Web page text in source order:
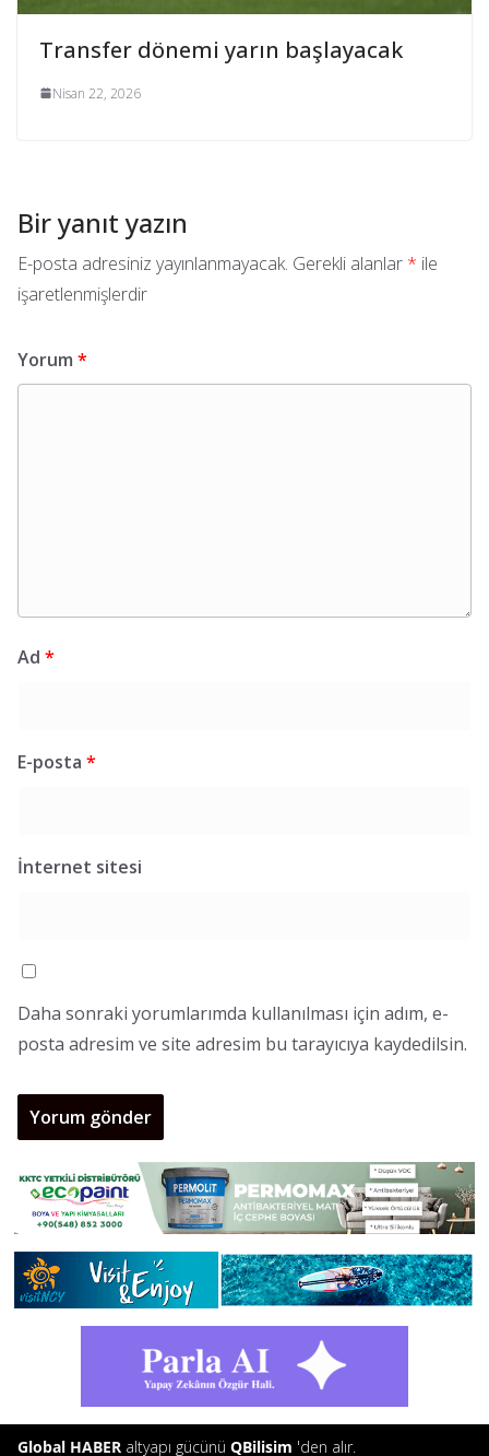
Transfer dönemi yarın başlayacak
Nisan 22, 2026
Bir yanıt yazın
E-posta adresiniz yayınlanmayacak. Gerekli alanlar * ile
işaretlenmişlerdir
Yorum *
Ad *
E-posta *
İnternet sitesi
Daha sonraki yorumlarımda kullanılması için adım, e-
posta adresim ve site adresim bu tarayıcıya kaydedilsin.
Global HABER altyapı gücünü QBilisim 'den alır.